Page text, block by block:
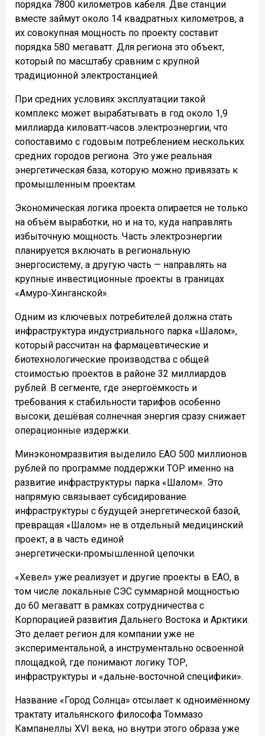
порядка 7800 километров кабеля. Две станции
вместе займут около 14 квадратных километров, а
их совокупная мощность по проекту составит
порядка 580 мегаватт. Для региона это объект,
который по масштабу сравним с крупной
традиционной электростанцией.
При средних условиях эксплуатации такой
комплекс может вырабатывать в год около 1,9
миллиарда киловатт‑часов электроэнергии, что
сопоставимо с годовым потреблением нескольких
средних городов региона. Это уже реальная
энергетическая база, которую можно привязать к
промышленным проектам.
Экономическая логика проекта опирается не только
на объём выработки, но и на то, куда направлять
избыточную мощность. Часть электроэнергии
планируется включать в региональную
энергосистему, а другую часть — направлять на
крупные инвестиционные проекты в границах
«Амуро‑Хинганской».
Одним из ключевых потребителей должна стать
инфраструктура индустриального парка «Шалом»,
который рассчитан на фармацевтические и
биотехнологические производства с общей
стоимостью проектов в районе 32 миллиардов
рублей. В сегменте, где энергоёмкость и
требования к стабильности тарифов особенно
высоки, дешёвая солнечная энергия сразу снижает
операционные издержки.
Минэкономразвития выделило ЕАО 500 миллионов
рублей по программе поддержки ТОР именно на
развитие инфраструктуры парка «Шалом». Это
напрямую связывает субсидирование
инфраструктуры с будущей энергетической базой,
превращая «Шалом» не в отдельный медицинский
проект, а в часть единой
энергетически‑промышленной цепочки.
«Хевел» уже реализует и другие проекты в ЕАО, в
том числе локальные СЭС суммарной мощностью
до 60 мегаватт в рамках сотрудничества с
Корпорацией развития Дальнего Востока и Арктики.
Это делает регион для компании уже не
экспериментальной, а инструментально освоенной
площадкой, где понимают логику ТОР,
инфраструктуры и «дальне‑восточной специфики».
Название «Город Солнца» отсылает к одноимённому
трактату итальянского философа Томмазо
Кампанеллы XVI века, но внутри этого образа уже